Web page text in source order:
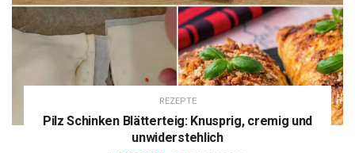
REZEPTE
Pilz Schinken Blätterteig: Knusprig, cremig und
unwiderstehlich